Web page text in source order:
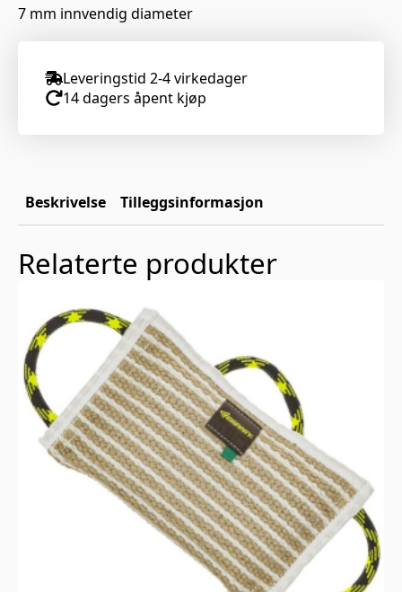
7 mm innvendig diameter
Leveringstid 2-4 virkedager
14 dagers åpent kjøp
Beskrivelse Tilleggsinformasjon
Relaterte produkter